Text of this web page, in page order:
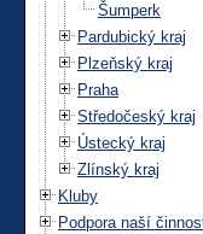
Šumperk
Pardubický kraj
Plzeňský kraj
Praha
Středočeský kraj
Ústecký kraj
Zlínský kraj
Kluby
Podpora naší